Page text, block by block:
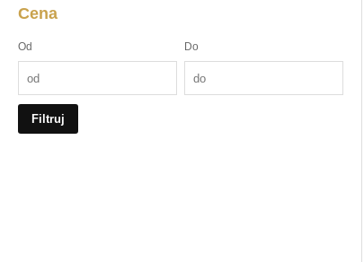
Cena
Od Do
Filtruj